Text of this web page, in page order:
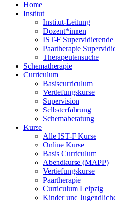
Home
Institut
Institut-Leitung
Dozent*innen
IST-F Supervidierende
Paartherapie
Therapeutensuche
Schematherapie
Curriculum
Basiscurriculum
Vertiefungskurse
Supervision
Selbsterfahrung
Schemaberatung
Kurse
Alle IST-F Kurse
Online Kurse
Basis Curriculum
Abendkurse (MAPP)
Vertiefungskurse
Paartherapie
Curriculum Leipzig
Kinder und